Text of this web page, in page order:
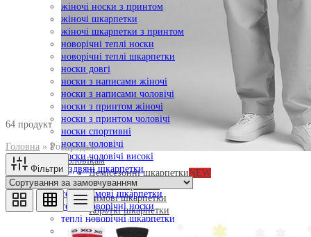
Чоловікам
Демісезонні шкарпеткиNEW
Літні шкарпетки
Зимові шкарпетки
Короткі шкарпетки
Сліди і підслідники
жіночі носки з принтом
жіночі шкарпетки
жіночі шкарпетки з принтом
новорічні теплі носки
новорічні теплі шкарпетки
носки довгі
носки з написами жіночі
носки з написами чоловічі
носки з принтом жіночі
носки з принтом чоловічі
носки спортивні
носки чоловічі
носки чоловічі високі
різдвяні шкарпетки
теплі зимові носки
теплі зимові шкарпетки
теплі новорічні носки
теплі новорічні шкарпетки
теплі шкарпетки
64 продукт
Головна » Розпродаж
Фільтри